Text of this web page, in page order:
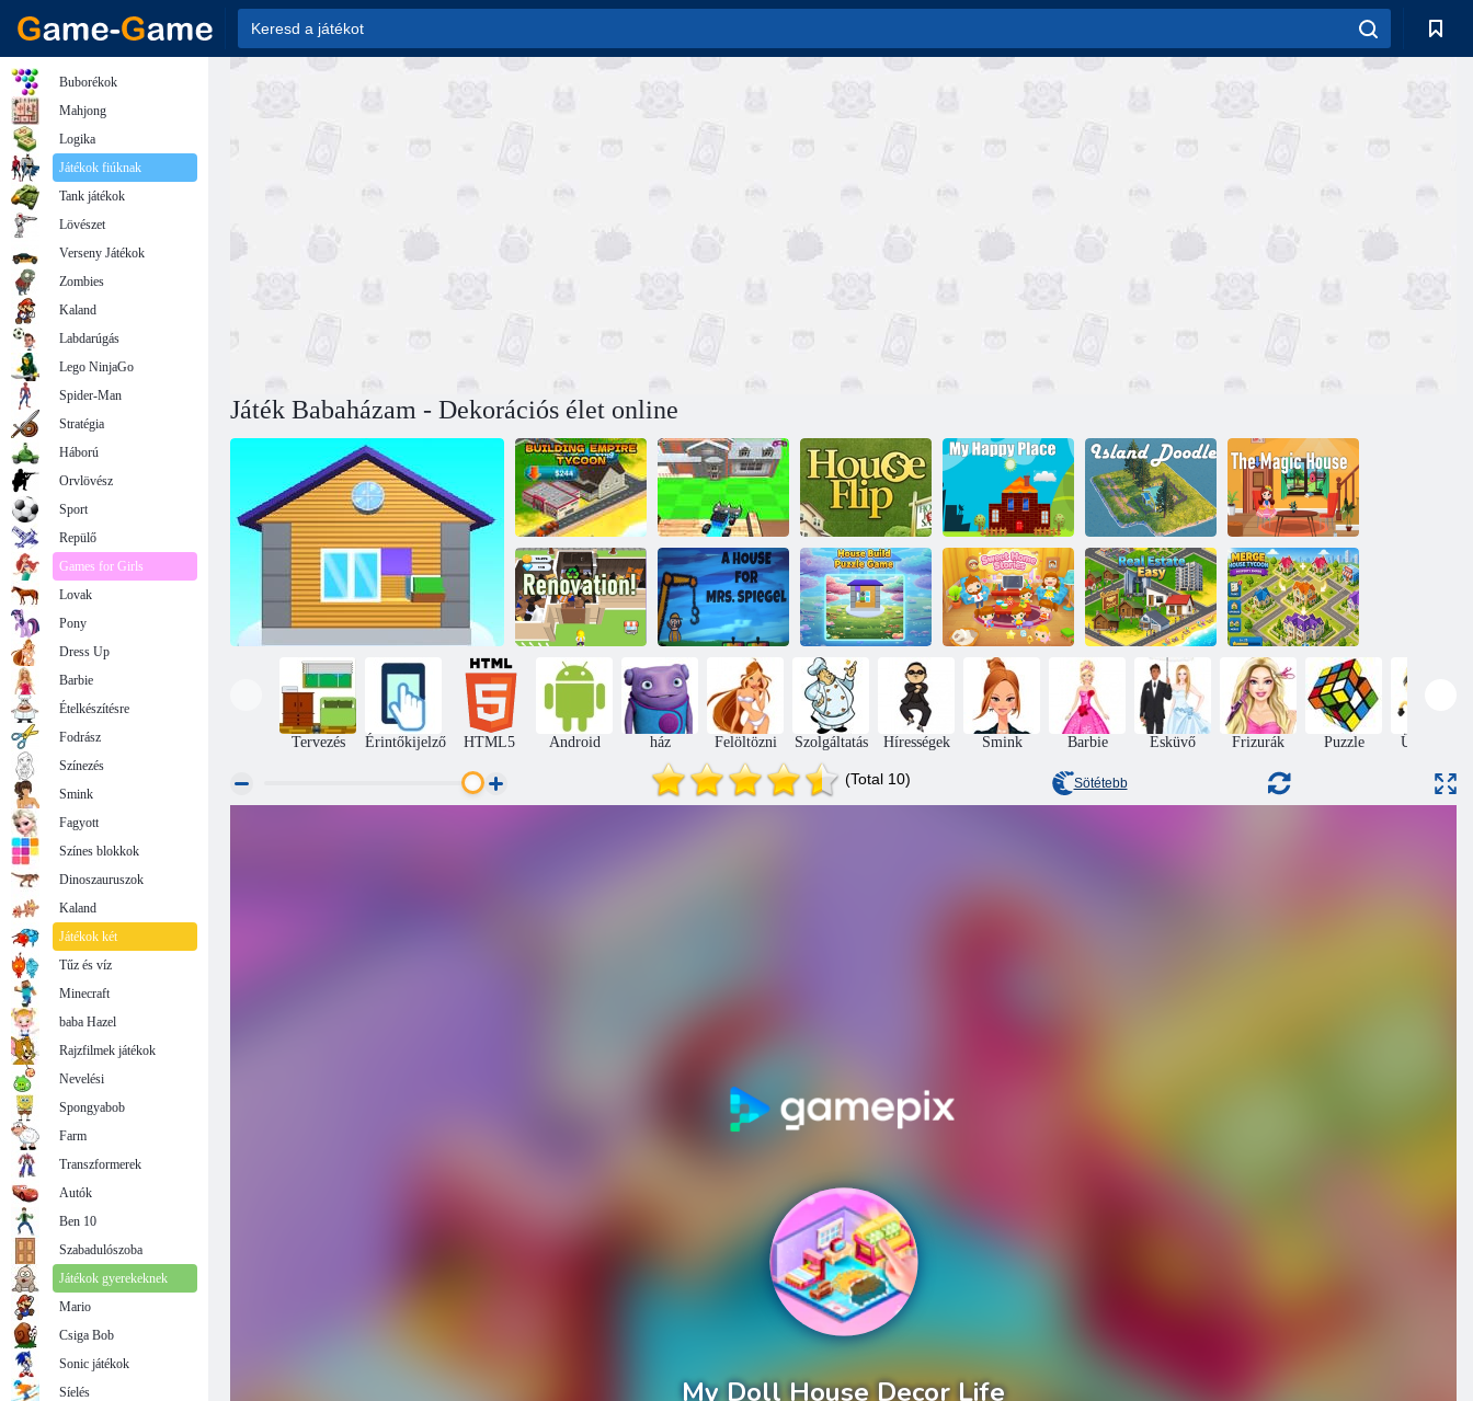
Játék Babaházam - Dekorációs élet online
Építési
Birodalom
Tycoon
Házbontó autó Háztáblázat Boldog helyem Sziget Doodle A Varázsház
Felújítás!
Ház Mrs.
Szivárgás
Házépítés
kirakós játék
Édes otthoni
történetek
Ingatlan
egyszerű
Merge House
Tycoon Property
Empire
Tervezés Érintőkijelző HTML5 Android ház Felöltözni Szolgáltatás Hírességek Smink Barbie Esküvő Frizurák Puzzle Ügyesség
(Total 10) Sötétebb
Buborékok
Mahjong
Logika
Játékok fiúknak
Tank játékok
Lövészet
Verseny Játékok
Zombies
Kaland
Labdarúgás
Lego NinjaGo
Spider-Man
Stratégia
Háború
Orvlövész
Sport
Repülő
Games for Girls
Lovak
Pony
Dress Up
Barbie
Ételkészítésre
Fodrász
Színezés
Smink
Fagyott
Színes blokkok
Dinoszauruszok
Kaland
Játékok két
Tűz és víz
Minecraft
baba Hazel
Rajzfilmek játékok
Nevelési
Spongyabob
Farm
Transzformerek
Autók
Ben 10
Szabadulószoba
Játékok gyerekeknek
Mario
Csiga Bob
Sonic játékok
Síelés